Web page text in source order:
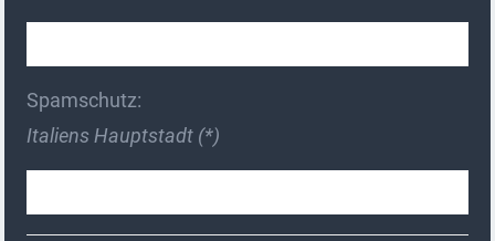
Spamschutz:
Italiens Hauptstadt (*)